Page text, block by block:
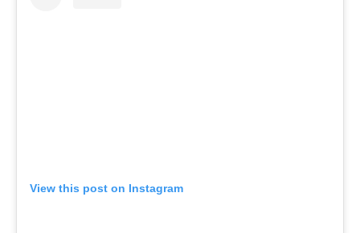
View this post on Instagram